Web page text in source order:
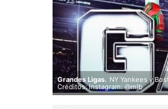
Grandes Ligas. NY Yankees y
Créditos: Instagram: @mlb